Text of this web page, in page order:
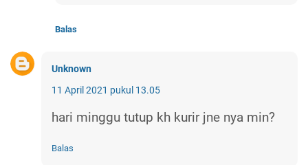
Balas
Unknown
11 April 2021 pukul 13.05
hari minggu tutup kh kurir jne nya min?
Balas